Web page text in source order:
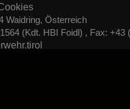
Waidring, Österreich
(Kdt. HBI Foidl) , Fax: +43